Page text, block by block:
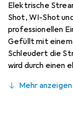
Elektrische
Shot, WI-Shot
professionellen
Gefüllt mit einem
Schleudert die
wird durch einen
zertifiziert. Ein
Mehr anzeigen